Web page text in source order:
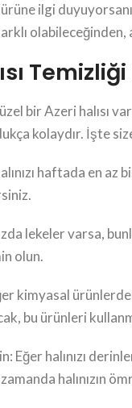
ilgi
Temizliği
bir Azeri halısı
kolaydır. İşte
haftada en
lekeler varsa,
olun.
kimyasal
bu ürünleri
Eğer halınızı
halınızın